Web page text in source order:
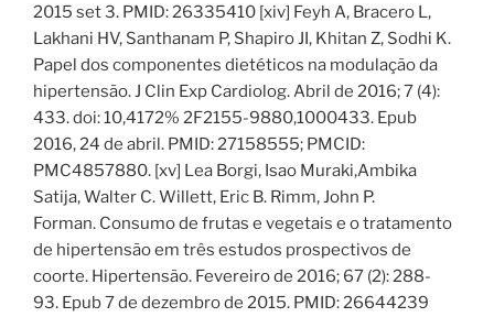
2015 set 3. PMID: 26335410 [xiv] Feyh A, Bracero L,
Lakhani HV, Santhanam P, Shapiro JI, Khitan Z, Sodhi K.
Papel dos componentes dietéticos na modulação da
hipertensão. J Clin Exp Cardiolog. Abril de 2016; 7 (4):
433. doi: 10,4172% 2F2155-9880,1000433. Epub
2016, 24 de abril. PMID: 27158555; PMCID:
PMC4857880. [xv] Lea Borgi, Isao Muraki,Ambika
Satija, Walter C. Willett, Eric B. Rimm, John P.
Forman. Consumo de frutas e vegetais e o tratamento
de hipertensão em três estudos prospectivos de
coorte. Hipertensão. Fevereiro de 2016; 67 (2): 288-
93. Epub 7 de dezembro de 2015. PMID: 26644239